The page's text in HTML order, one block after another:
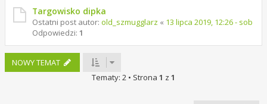
Targowisko dipka
Ostatni post autor: old_szmugglarz « 13 lipca 2019, 12:26 - sob
Odpowiedzi: 1
NOWY TEMAT
Tematy: 2 • Strona 1 z 1